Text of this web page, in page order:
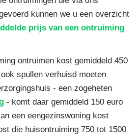
kunnen we u een overzicht
prijs van een ontruiming
ontruimen kost gemiddeld 450
spullen verhuisd moeten
- een zogeheten
- komt daar gemiddeld 150 euro
een eengezinswoning kost
die huisontruiming 750 tot 1500